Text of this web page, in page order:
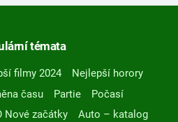
témata
filmy 2024
Nejlepší horory
času Partie
Počasí
Nové začátky
Auto – katalog